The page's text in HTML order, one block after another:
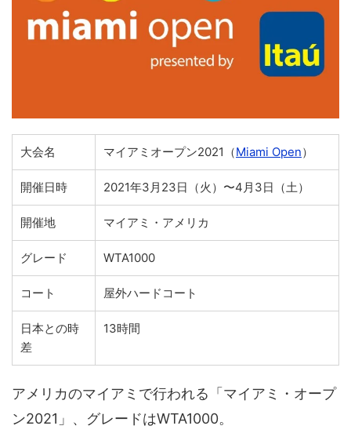
大会名 マイアミオープン2021（Miami Open）
開催日時 2021年3月23日（火）〜4月3日（土）
開催地 マイアミ・アメリカ
グレード WTA1000
コート 屋外ハードコート
日本との時
差
13時間
アメリカのマイアミで行われる「マイアミ・オープ
ン2021」、グレードはWTA1000。